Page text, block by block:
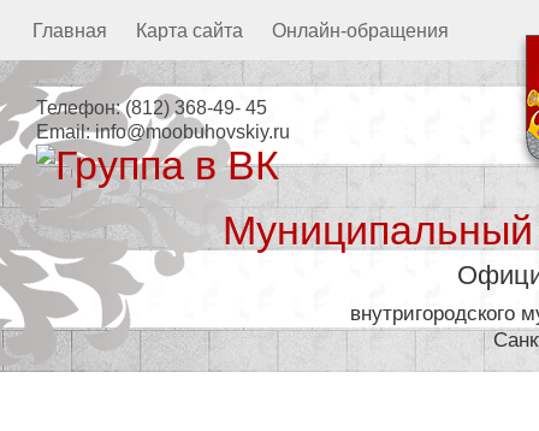
Главная Карта сайта Онлайн-обращения
Телефон:(812) 368-49- 45
Email:info@moobuhovskiy.ru
внутригородского